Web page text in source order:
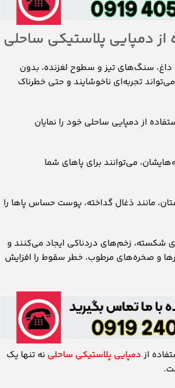
دمپایی پلاستیکی ساحلی
سنگ‌های تیز و سطوح لغزنده، بدون
تجربه‌ای ناخوشایند و حتی خطرناک
از دمپایی ساحلی خود را نمایان
می‌توانند برای پاهای شما
مانند ذغال گداخته، پوست حساس پاها را
زخم‌های دردناکی ایجاد می‌کنند و
و صخره‌های مرطوب، خطر سقوط را افزایش
ازدمپایی پلاستیکی ساحلی نه تنها یک